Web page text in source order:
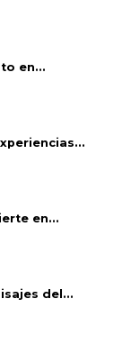
en...
en...
del...